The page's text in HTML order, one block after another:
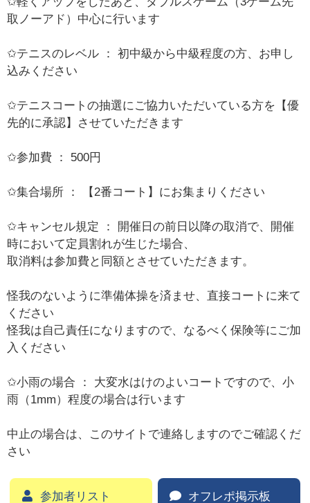
取ノーアド）中心に行います
✩テニスのレベル ： 初中級から中級程度の方、お申し
込みください
✩テニスコートの抽選にご協力いただいている方を【優
先的に承認】させていただきます
✩参加費 ： 500円
✩集合場所 ： 【2番コート】にお集まりください
✩キャンセル規定 ： 開催日の前日以降の取消で、開催
時において定員割れが生じた場合、
取消料は参加費と同額とさせていただきます。
怪我のないように準備体操を済ませ、直接コートに来て
ください
怪我は自己責任になりますので、なるべく保険等にご加
入ください
✩小雨の場合 ： 大変水はけのよいコートですので、小
雨（1mm）程度の場合は行います
中止の場合は、このサイトで連絡しますのでご確認くだ
さい
参加者リスト オフレポ掲示板